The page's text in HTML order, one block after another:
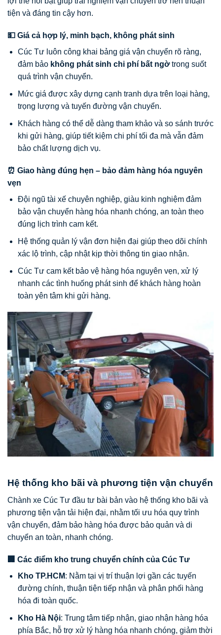
tiện và đáng tin cậy hơn.
💵 Giá cả hợp lý, minh bạch, không phát sinh
Cúc Tư luôn công khai bảng giá vận chuyển rõ ràng,
đảm bảo không phát sinh chi phí bất ngờtrong suốt
quá trình vận chuyển.
Mức giá được xây dựng cạnh tranh dựa trên loại hàng,
trọng lượng và tuyến đường vận chuyển.
Khách hàng có thể dễ dàng tham khảo và so sánh trước
khi gửi hàng, giúp tiết kiệm chi phí tối đa mà vẫn đảm
bảo chất lượng dịch vụ.
⏰ Giao hàng đúng hẹn – bảo đảm hàng hóa nguyên
vẹn
Đội ngũ tài xế chuyên nghiệp, giàu kinh nghiệm đảm
bảo vận chuyển hàng hóa nhanh chóng, an toàn theo
đúng lịch trình cam kết.
Hệ thống quản lý vận đơn hiện đại giúp theo dõi chính
xác lộ trình, cập nhật kịp thời thông tin giao nhận.
Cúc Tư cam kết bảo vệ hàng hóa nguyên vẹn, xử lý
nhanh các tình huống phát sinh để khách hàng hoàn
toàn yên tâm khi gửi hàng.
Hệ thống kho bãi và phương tiện vận chuyển
Chành xe Cúc Tư đầu tư bài bản vào hệ thống kho bãi và
phương tiện vận tải hiện đại, nhằm tối ưu hóa quy trình
vận chuyển, đảm bảo hàng hóa được bảo quản và di
chuyển an toàn, nhanh chóng.
🏢 Các điểm kho trung chuyển chính của Cúc Tư
Kho TP.HCM: Nằm tại vị trí thuận lợi gần các tuyến
đường chính, thuận tiện tiếp nhận và phân phối hàng
hóa đi toàn quốc.
Kho Hà Nội: Trung tâm tiếp nhận, giao nhận hàng hóa
phía Bắc, hỗ trợ xử lý hàng hóa nhanh chóng, giảm thời